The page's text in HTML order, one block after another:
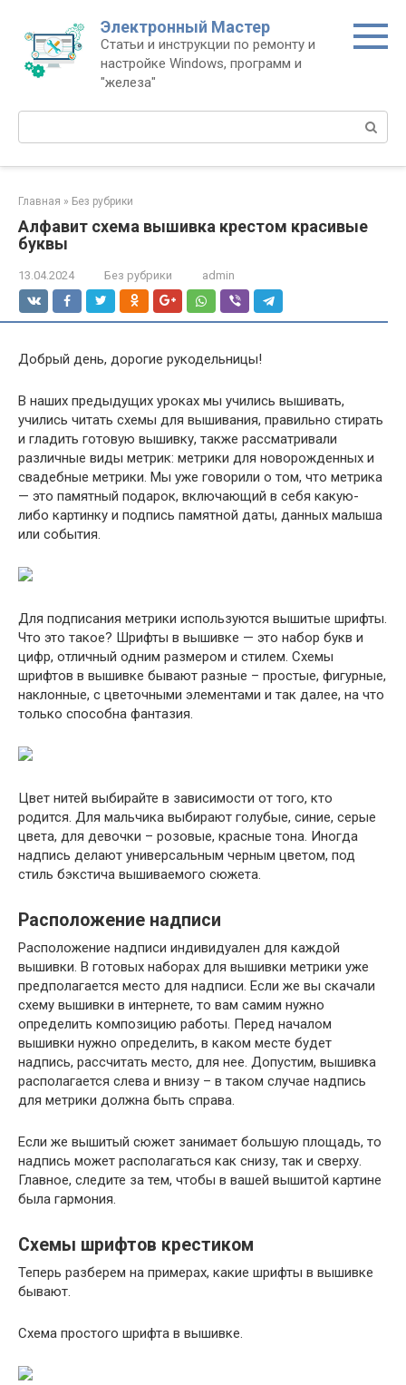
контенту
Электронный Мастер
Статьи и инструкции по ремонту и
настройке Windows, программ и
"железа"
Поиск:
Главная » Без рубрики
Алфавит схема вышивка крестом красивые
буквы
13.04.2024 Без рубрики admin
Добрый день, дорогие рукодельницы!
В наших предыдущих уроках мы учились вышивать,
учились читать схемы для вышивания, правильно стирать
и гладить готовую вышивку, также рассматривали
различные виды метрик: метрики для новорожденных и
свадебные метрики. Мы уже говорили о том, что метрика
— это памятный подарок, включающий в себя какую-
либо картинку и подпись памятной даты, данных малыша
или события.
Для подписания метрики используются вышитые шрифты.
Что это такое? Шрифты в вышивке — это набор букв и
цифр, отличный одним размером и стилем. Схемы
шрифтов в вышивке бывают разные – простые, фигурные,
наклонные, с цветочными элементами и так далее, на что
только способна фантазия.
Цвет нитей выбирайте в зависимости от того, кто
родится. Для мальчика выбирают голубые, синие, серые
цвета, для девочки – розовые, красные тона. Иногда
надпись делают универсальным черным цветом, под
стиль бэкстича вышиваемого сюжета.
Расположение надписи
Расположение надписи индивидуален для каждой
вышивки. В готовых наборах для вышивки метрики уже
предполагается место для надписи. Если же вы скачали
схему вышивки в интернете, то вам самим нужно
определить композицию работы. Перед началом
вышивки нужно определить, в каком месте будет
надпись, рассчитать место, для нее. Допустим, вышивка
располагается слева и внизу – в таком случае надпись
для метрики должна быть справа.
Если же вышитый сюжет занимает большую площадь, то
надпись может располагаться как снизу, так и сверху.
Главное, следите за тем, чтобы в вашей вышитой картине
была гармония.
Схемы шрифтов крестиком
Теперь разберем на примерах, какие шрифты в вышивке
бывают.
Схема простого шрифта в вышивке.